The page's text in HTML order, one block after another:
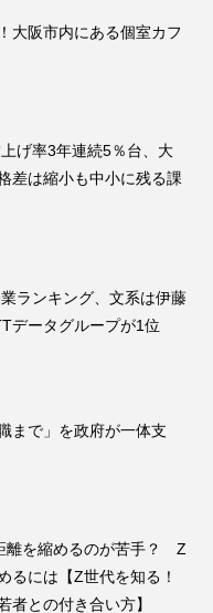
大阪市内にある個室カフ
上げ率3年連続5％台、大
差は縮小も中小に残る課
ランキング、文系は伊藤
データグループが1位
まで」を政府が一体支
離を縮めるのが苦手？ Z
るには【Z世代を知る！
者との付き合い方】